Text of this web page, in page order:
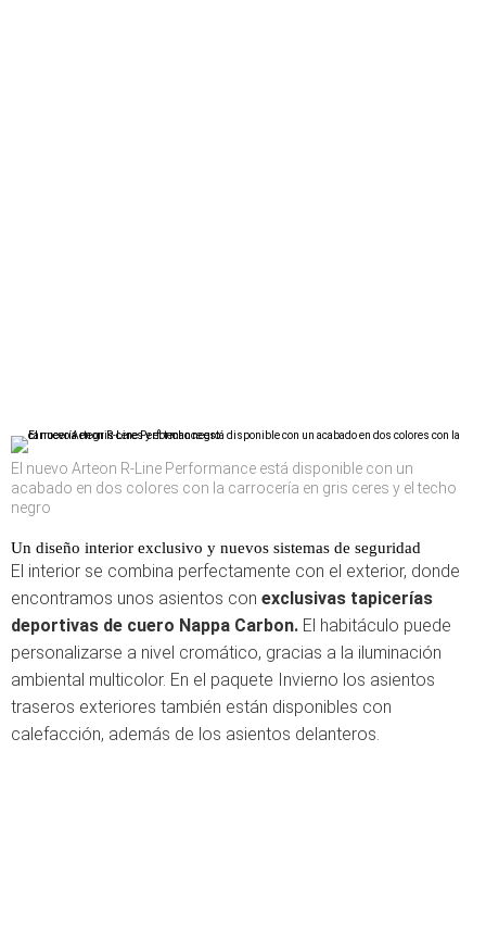
El nuevo Arteon R-Line Performance está disponible con un
acabado en dos colores con la carrocería en gris ceres y el techo
negro
Un diseño interior exclusivo y nuevos sistemas de seguridad
El interior se combina perfectamente con el exterior, donde
encontramos unos asientos con exclusivas tapicerías
deportivas de cuero Nappa Carbon. El habitáculo puede
personalizarse a nivel cromático, gracias a la iluminación
ambiental multicolor. En el paquete Invierno los asientos
traseros exteriores también están disponibles con
calefacción, además de los asientos delanteros.